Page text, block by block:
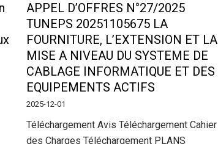
APPEL D’OFFRES N°27/2025
TUNEPS 20251105675 LA
FOURNITURE, L’EXTENSION ET LA
MISE A NIVEAU DU SYSTEME DE
CABLAGE INFORMATIQUE ET DES
EQUIPEMENTS ACTIFS
2025-12-01
Téléchargement Avis Téléchargement Cahier
des Charges Téléchargement PLANS